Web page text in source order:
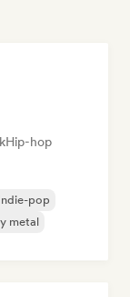
Hip-hop
pop
metal